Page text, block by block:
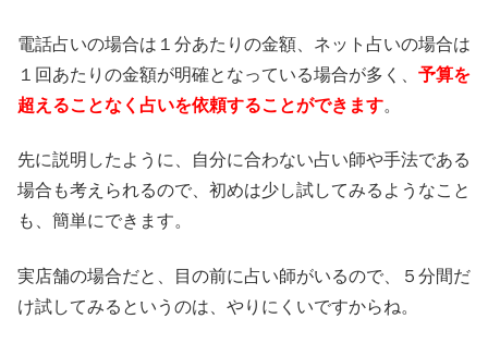
電話占いの場合は１分あたりの金額、ネット占いの場合は
１回あたりの金額が明確となっている場合が多く、 予算を
超えることなく占いを依頼することができます。
先に説明したように、自分に合わない占い師や手法である
場合も考えられるので、初めは少し試してみるようなこと
も、簡単にできます。
実店舗の場合だと、目の前に占い師がいるので、５分間だ
け試してみるというのは、やりにくいですからね。